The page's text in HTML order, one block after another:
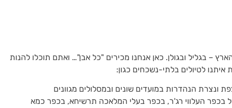
– בגליל ובגולן. כאן אנחנו מכירים "כל אבן"… ואתם תוכלו להנות
איתנו לטיולים בלתי-נשכחים כגון:
ונצרת הנהדרות במועדים שונים ובמסלולים מגוונים
בכפר העלווי רג'ר, בכפר בעלי המלאכה תרשיחא, בכפר כמא